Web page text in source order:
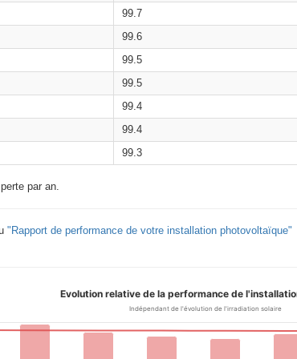
99.7
99.6
99.5
99.5
99.4
99.4
99.3
par an.
"Rapport de performance de votre installation photovoltaïque"
Evolution relative de la performance de
Indépendant de l'évolution de l'irradiation solaire